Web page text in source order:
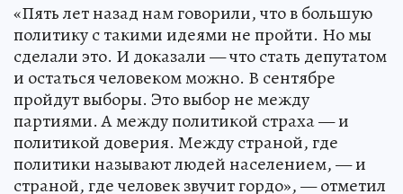
«Пять лет назад нам говорили, что в большую
политику с такими идеями не пройти. Но мы
сделали это. И доказали — что стать депутатом
и остаться человеком можно. В сентябре
пройдут выборы. Это выбор не между
партиями. А между политикой страха — и
политикой доверия. Между страной, где
политики называют людей населением, — и
страной, где человек звучит гордо», — отметил